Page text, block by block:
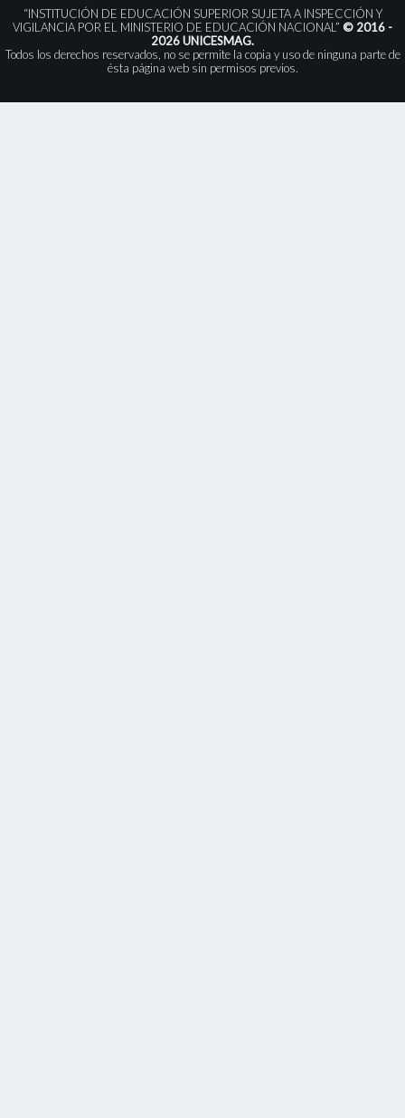
“INSTITUCIÓN DE EDUCACIÓN SUPERIOR SUJETA A INSPECCIÓN Y
VIGILANCIA POR EL MINISTERIO DE EDUCACIÓN NACIONAL” © 2016 -
2026 UNICESMAG.
Todos los derechos reservados, no se permite la copia y uso de ninguna parte de
ésta página web sin permisos previos.